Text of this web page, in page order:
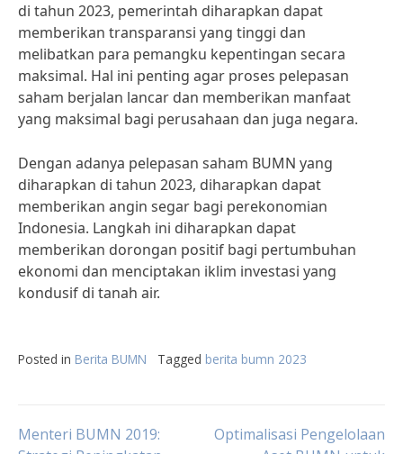
di tahun 2023, pemerintah diharapkan dapat
memberikan transparansi yang tinggi dan
melibatkan para pemangku kepentingan secara
maksimal. Hal ini penting agar proses pelepasan
saham berjalan lancar dan memberikan manfaat
yang maksimal bagi perusahaan dan juga negara.
Dengan adanya pelepasan saham BUMN yang
diharapkan di tahun 2023, diharapkan dapat
memberikan angin segar bagi perekonomian
Indonesia. Langkah ini diharapkan dapat
memberikan dorongan positif bagi pertumbuhan
ekonomi dan menciptakan iklim investasi yang
kondusif di tanah air.
Posted in Berita BUMN Tagged berita bumn 2023
Post
Menteri BUMN 2019:
Optimalisasi Pengelolaan